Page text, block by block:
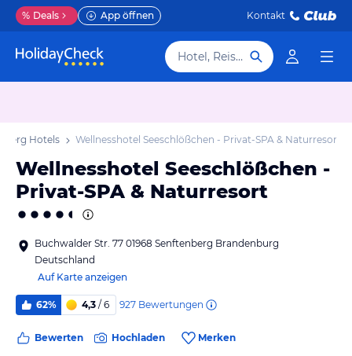
% Deals App öffnen Kontakt
Hotel, Reiseziel
Hotels Wellnesshotel Seeschlößchen - Privat-SPA & Naturresort
Wellnesshotel Seeschlößchen -
Privat-SPA & Naturresort
Buchwalder Str. 77 01968 Senftenberg Brandenburg
Deutschland
Auf Karte anzeigen
62% 4,3 / 6 927 Bewertungen
Bewerten Hochladen Merken